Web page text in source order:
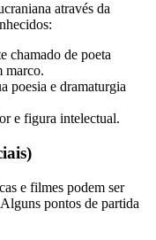
através da
chamado de poeta
marco.
poesia e dramaturgia
e figura intelectual.
e filmes podem ser
pontos de partida